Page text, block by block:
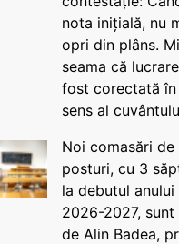
nota inițială, nu
opri din plâns.
seama că
fost corectată în
sens al
Noi comasări de
posturi, cu 3
la debutul
2026-2027, sunt
de Alin Badea,